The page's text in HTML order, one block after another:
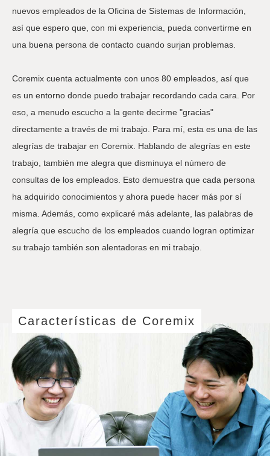
nuevos empleados de la Oficina de Sistemas de Información,
así que espero que, con mi experiencia, pueda convertirme en
una buena persona de contacto cuando surjan problemas.
Coremix cuenta actualmente con unos 80 empleados, así que
es un entorno donde puedo trabajar recordando cada cara. Por
eso, a menudo escucho a la gente decirme "gracias"
directamente a través de mi trabajo. Para mí, esta es una de las
alegrías de trabajar en Coremix. Hablando de alegrías en este
trabajo, también me alegra que disminuya el número de
consultas de los empleados. Esto demuestra que cada persona
ha adquirido conocimientos y ahora puede hacer más por sí
misma. Además, como explicaré más adelante, las palabras de
alegría que escucho de los empleados cuando logran optimizar
su trabajo también son alentadoras en mi trabajo.
Características de Coremix